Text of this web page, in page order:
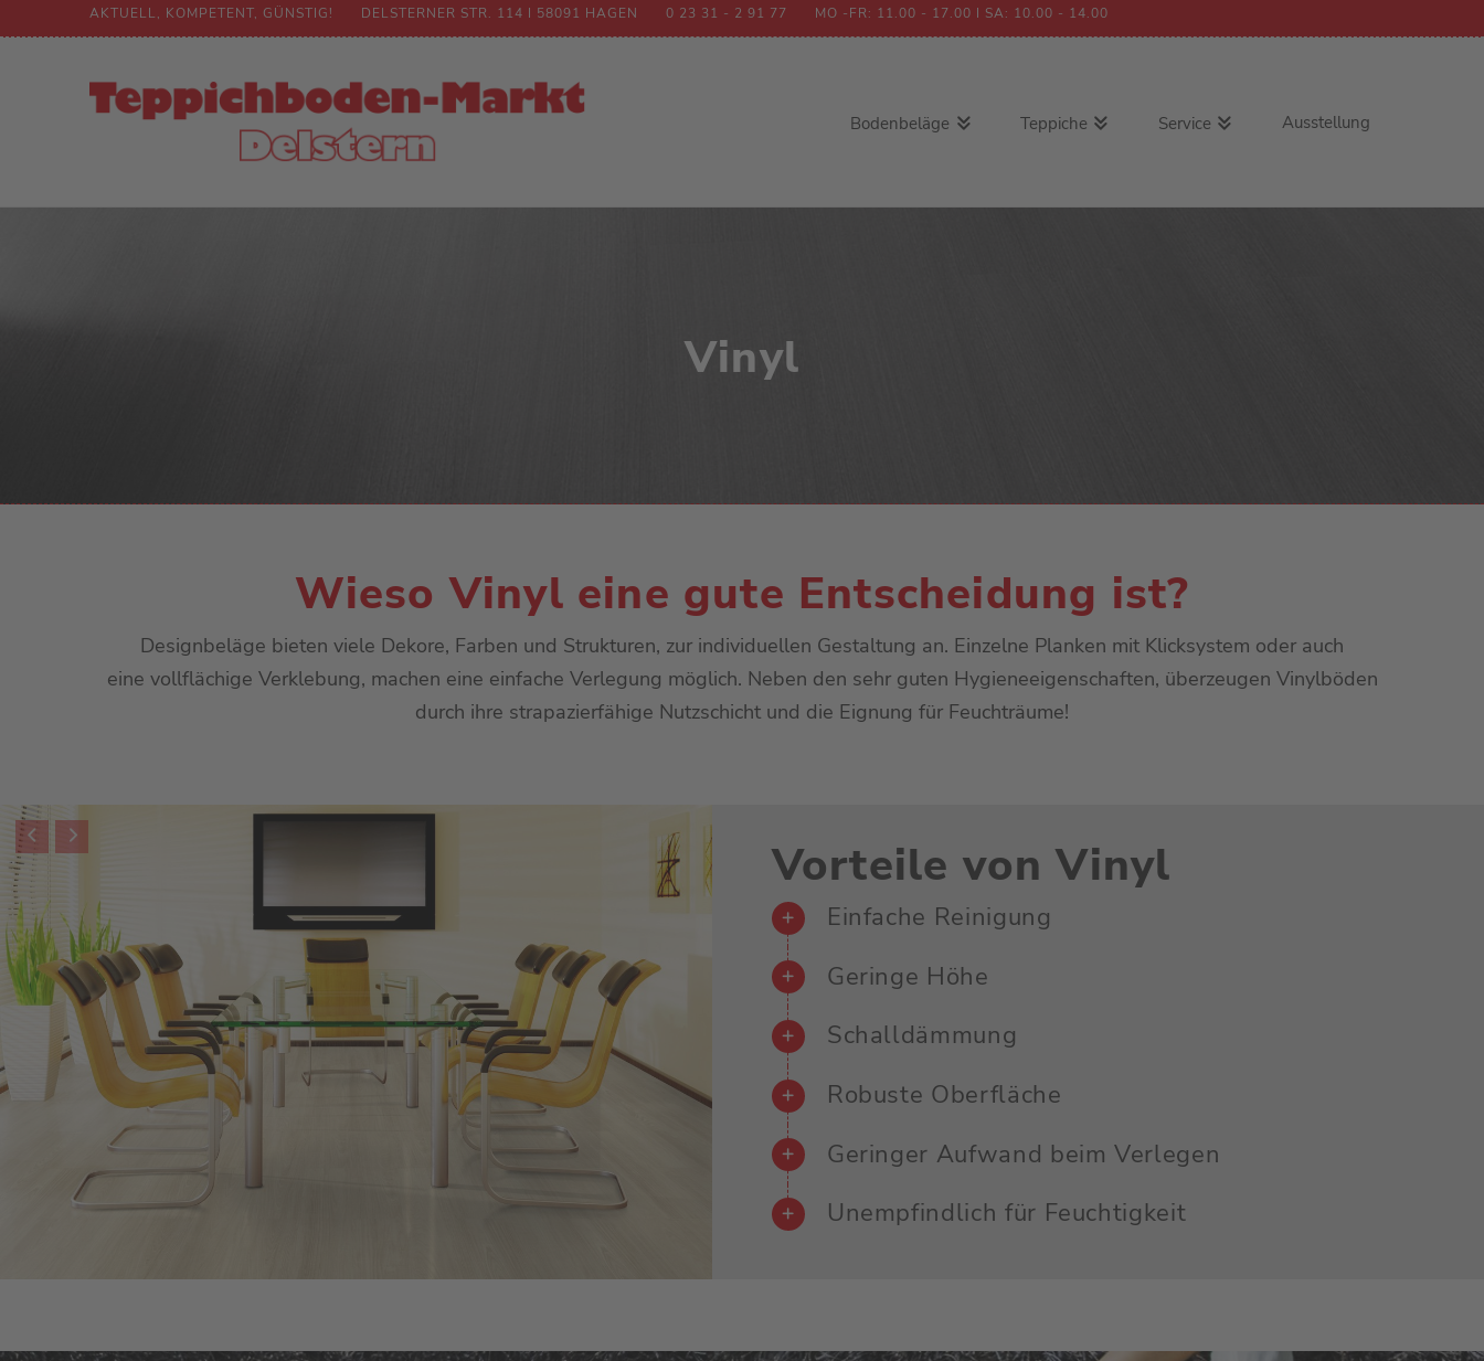
AKTUELL, KOMPETENT, GÜNSTIG! DELSTERNER STR. 114 I 58091 HAGEN 0 23 31 - 2 91 77 MO -FR: 11.00 - 17.00 I SA: 10.00 - 14.00
Bodenbeläge
Sauberlauf
Teppiche Service Ausstellung
Vinyl
Wieso Vinyl eine gute Entscheidung ist?
Designbeläge bieten viele Dekore, Farben und Strukturen, zur individuellen Gestaltung an. Einzelne Planken mit Klicksystem oder auch
eine vollflächige Verklebung, machen eine einfache Verlegung möglich. Neben den sehr guten Hygieneeigenschaften, überzeugen Vinylböden
durch ihre strapazierfähige Nutzschicht und die Eignung für Feuchträume!
Vorteile von Vinyl
Einfache Reinigung
Geringe Höhe
Schalldämmung
Robuste Oberfläche
Geringer Aufwand beim Verlegen
Unempfindlich für Feuchtigkeit